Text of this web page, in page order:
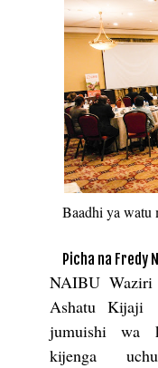
Baadhi ya watu
Picha na Fredy
NAIBU Waziri
Ashatu Kijaji
jumuishi wa
kijenga